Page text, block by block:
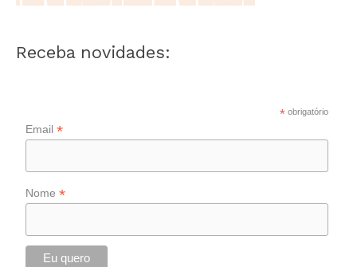
Receba novidades:
* obrigatório
Email*
Nome*